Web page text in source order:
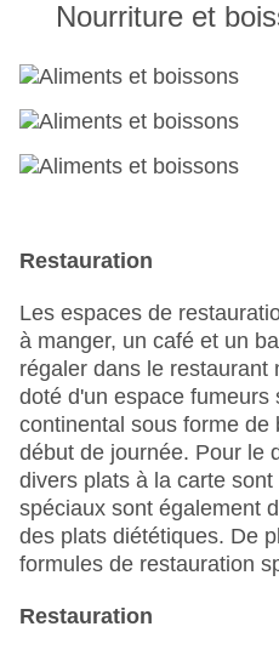
Voici ce que propose
Réception ouverte 24h/24
Parking : payant
Check-in à partir de : 16
Check-out jusqu'à : 12 h
Jardin : gratuit
Ouverture de l'hôtel :
coffre-fort de l'hôtel
Wi-Fi à l'hôtel
Dernière rénovation
Ascenseur
Nombre de salles de
Nombre d'ascenseurs :
Animaux de compagnie
Service en chambre
terrasse ensoleillée
Nombre total d'étages :
Nombre total de
Modes de paiement :
Nourriture et
Restauration
Les espaces de
à manger, un café et un
régaler dans le restaurant
doté d'un espace
continental sous forme de
début de journée. Pour le
divers plats à la carte
spéciaux sont également
des plats diététiques. De
formules de restauration
Restauration